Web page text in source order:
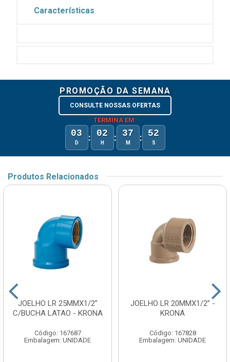
Características
PROMOÇÃO DA SEMANA
CONSULTE NOSSAS OFERTAS
TERMINA EM:
03
D : 02
H : 37
M : 52
S
Produtos Relacionados
JOELHO LR 25MMX1/2”
C/BUCHA LATAO - KRONA
Código: 167687
Embalagem: UNIDADE
JOELHO LR 20MMX1/2” -
KRONA
Código: 167828
Embalagem: UNIDADE